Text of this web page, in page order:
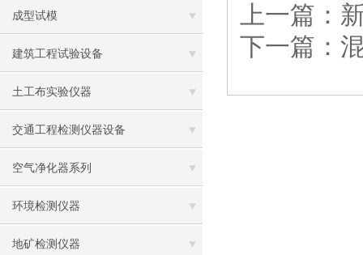
成型试模
建筑工程试验设备
土工布实验仪器
交通工程检测仪器设备
空气净化器系列
环境检测仪器
地矿检测仪器
上一篇：
下一篇：